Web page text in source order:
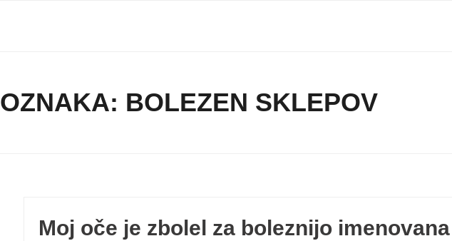
OZNAKA: BOLEZEN SKLEPOV
Moj oče je zbolel za boleznijo